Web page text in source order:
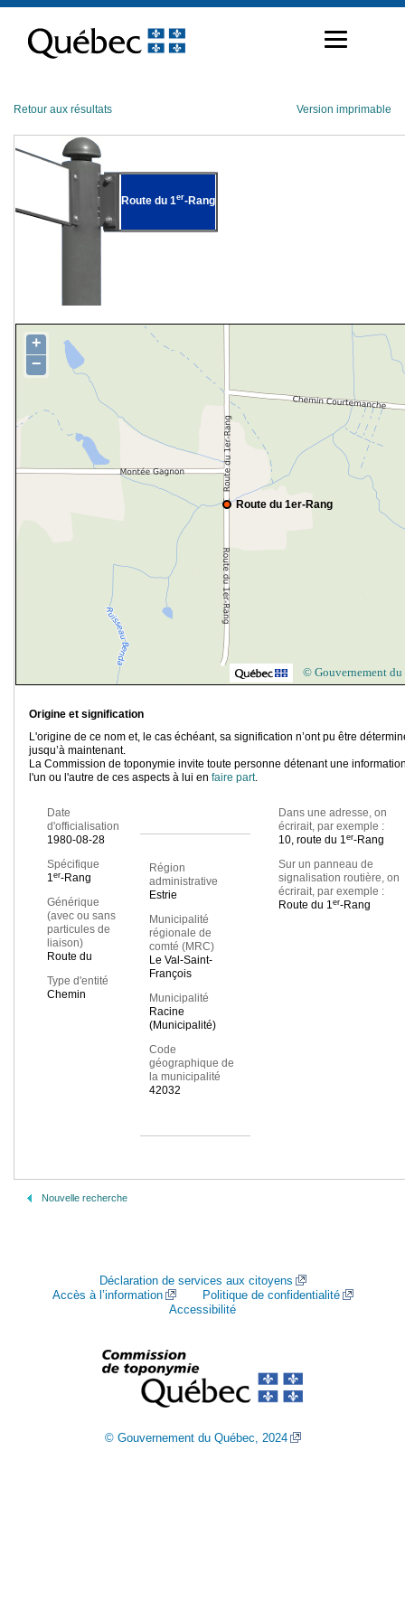
contenu
Retour aux résultats Version imprimable
Route du 1er-Rang
Route du 1er-Rang
+
−
© Gouvernement du
Origine et signification
L'origine de ce nom et, le cas échéant, sa signification n’ont pu être
jusqu’à maintenant.
La Commission de toponymie invite toute personne détenant une
l'un ou l'autre de ces aspects à lui en faire part.
Date
d'officialisation
1980-08-28
Spécifique
1er-Rang
Générique
(avec ou sans
particules de
liaison)
Route du
Type d'entité
Chemin
Région
administrative
Estrie
Municipalité
régionale de
comté (MRC)
Le Val-Saint-
François
Municipalité
Racine
(Municipalité)
Code
géographique de
la municipalité
42032
Dans une adresse, on
écrirait, par exemple :
10, route du 1er-Rang
Sur un panneau de
signalisation routière, on
écrirait, par exemple :
Route du 1er-Rang
Nouvelle recherche
Déclaration de services aux citoyens
Accès à l’information
Politique de confidentialité
Accessibilité
© Gouvernement du Québec, 2024